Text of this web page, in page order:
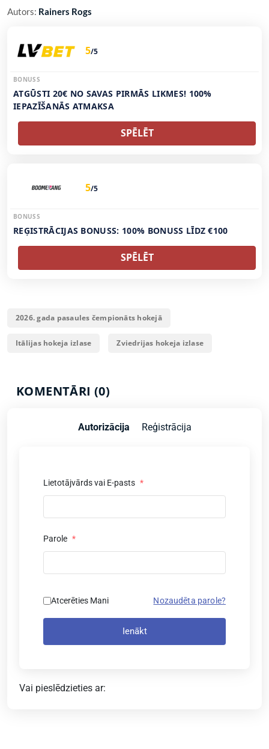
Autors: Rainers Rogs
5/5
BONUSS
ATGŪSTI 20€ NO SAVAS PIRMĀS LIKMES! 100%
IEPAZĪŠANĀS ATMAKSA
SPĒLĒT
5/5
BONUSS
REĢISTRĀCIJAS BONUSS: 100% BONUSS LĪDZ €100
SPĒLĒT
2026. gada pasaules čempionāts hokejā
Itālijas hokeja izlase Zviedrijas hokeja izlase
KOMENTĀRI (0)
Autorizācija Reģistrācija
Lietotājvārds vai E-pasts *
Parole *
Atcerēties Mani Nozaudēta parole?
Ienākt
Vai pieslēdzieties ar: